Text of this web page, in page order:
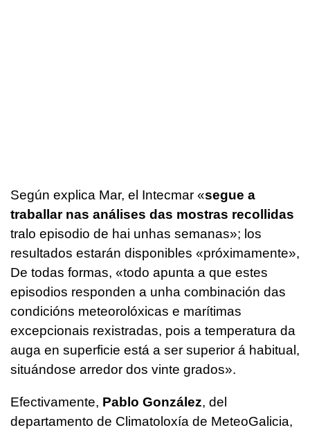
Según explica Mar, el Intecmar «segue a
traballar nas análises das mostras recollidas
tralo episodio de hai unhas semanas»; los
resultados estarán disponibles «próximamente»,
De todas formas, «todo apunta a que estes
episodios responden a unha combinación das
condicións meteorolóxicas e marítimas
excepcionais rexistradas, pois a temperatura da
auga en superficie está a ser superior á habitual,
situándose arredor dos vinte grados».
Efectivamente, Pablo González, del
departamento de Climatoloxía de MeteoGalicia,